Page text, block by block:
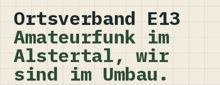
Ortsverband E13
Amateurfunk im
Alstertal, wir
sind im Umbau.